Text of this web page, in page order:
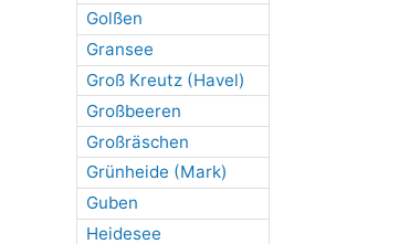
Golßen
Gransee
Groß Kreutz (Havel)
Großbeeren
Großräschen
Grünheide (Mark)
Guben
Heidesee